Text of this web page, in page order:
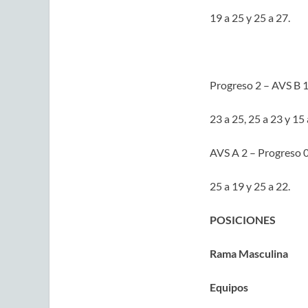
19 a 25 y 25 a 27.
Progreso 2 – AVS B
23 a 25, 25 a 23 y 15
AVS A 2 – Progreso
25 a 19 y 25 a 22.
POSICIONES
Rama Masculina
Equipos